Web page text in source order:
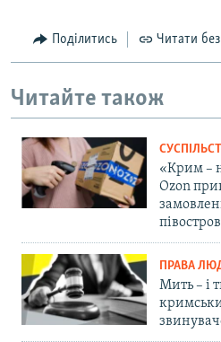
Поділитись Читати
Читайте також
«Крим –
Ozon
ПРАВА
Мить – і